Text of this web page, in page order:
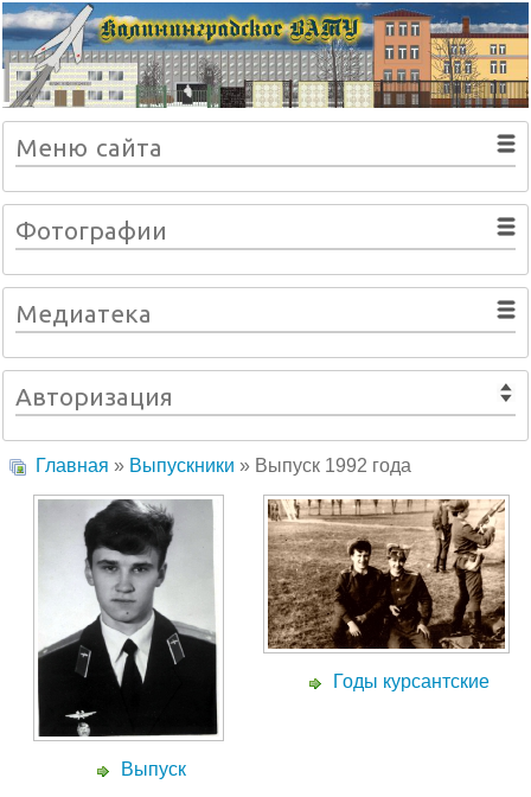
Меню сайта
Фотографии
Медиатека
Авторизация
Главная » Выпускники » Выпуск 1992 года
Выпуск
Годы курсантские